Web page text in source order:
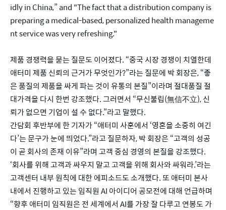
idly in China,” and "The fact that a distribution company is
preparing a medical-based, personalized health manageme
nt service was very refreshing."
제품 경쟁력을 묻는 질문도 이어졌다. “중국 시장 경쟁이 치열한데
애터미 제품 신뢰의 근거가 무엇인가?”라는 질문에 박 회장은, “좋
은 품질의 제품을 싸게 파는 것이 유통의 본질”이라며 절대품질 절
대가격을 다시 한번 강조했다. 그러면서 “무신불립(無信不立), 신
뢰가 없으면 기업이 설 수 없다.”라고 말했다.
간담회 후반부에 한 기자가 “애터미 사훈에서 ‘영혼을 소중히 여긴
다’는 문구가 눈에 띄었다.”라고 질문하자, 박 회장은 “고객의 성공
이 곧 회사의 존재 이유”라며 고객 중심 경영의 본질을 강조했다.
‘회사를 위해 고객과 싸우지 말고 고객을 위해 회사와 싸워라.’라는
고객센터 내부 원칙에 대한 에피소드도 소개했다. 또 애터미 본사
내에서 진행하고 있는 임직원 AI 아이디어 공모전에 대해 언급하며
“향후 애터미 임직원은 전 세계에서 AI를 가장 잘 다루고 연봉도 가